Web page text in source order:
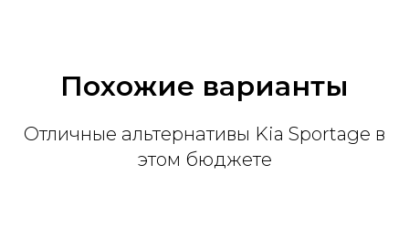
Похожие варианты
Отличные альтернативы Kia Sportage в
этом бюджете